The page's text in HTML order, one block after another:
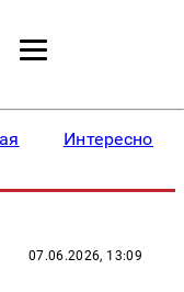
Интересное
07.06.2026, 13:09